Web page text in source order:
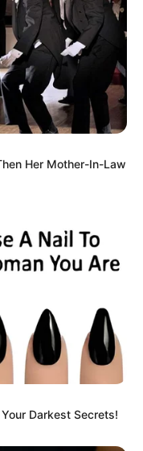
Her Mother-In-Law
Darkest Secrets!